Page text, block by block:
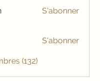
S'abonner
S'abonner
(132)